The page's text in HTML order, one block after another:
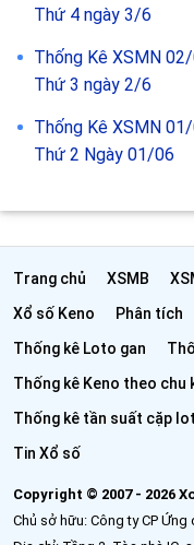
Thứ 4 ngày 3/6
Thống Kê XSMN
Thứ 3 ngày 2/6
Thống Kê XSMN
Thứ 2 Ngày 01/06
Trang chủ XSMB
Xổ số Keno
Phân tích
Thống kê Loto gan
Thống kê Keno theo chu
Thống kê tần suất cặp
Tin Xổ số
Copyright © 2007 - 2026
Chủ sở hữu: Công ty CP